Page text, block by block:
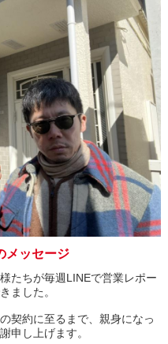
ッセージ
たちが毎週LINEで営業レポー
ました。
契約に至るまで、親身になっ
申し上げます。